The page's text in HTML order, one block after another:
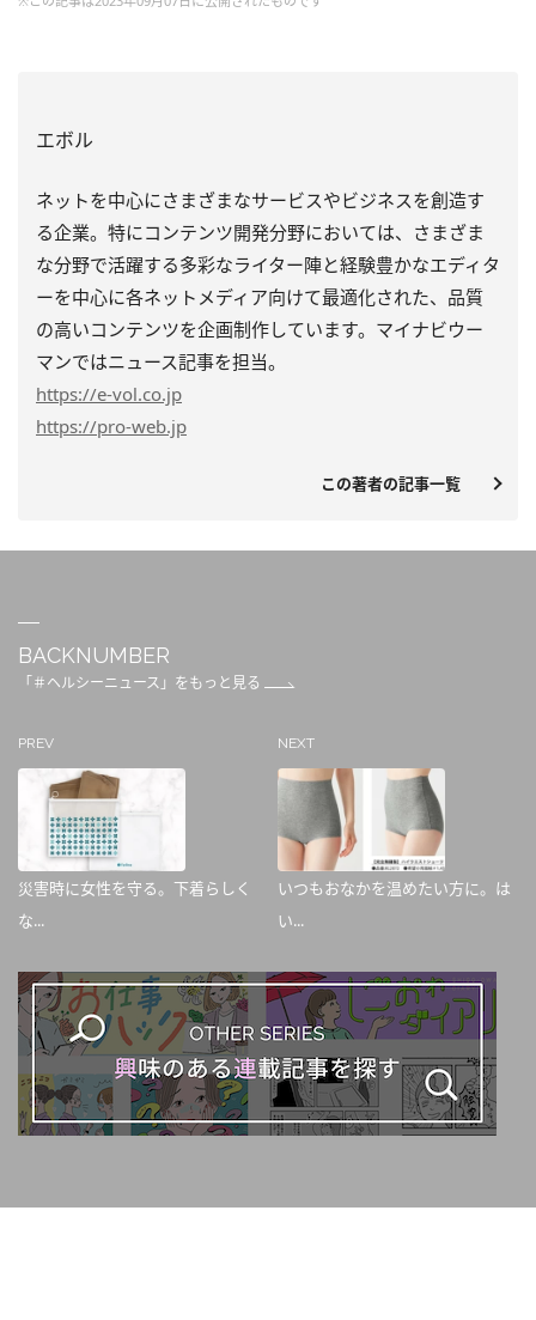
エボル
ネットを中心にさまざまなサービスやビジネスを創造す
る企業。特にコンテンツ開発分野においては、さまざま
な分野で活躍する多彩なライター陣と経験豊かなエディタ
ーを中心に各ネットメディア向けて最適化された、品質
の高いコンテンツを企画制作しています。マイナビウー
マンではニュース記事を担当。
https://e-vol.co.jp
https://pro-web.jp
この著者の記事一覧
BACKNUMBER
「＃ヘルシーニュース」をもっと見る
PREV
災害時に女性を守る。下着らしく
な...
NEXT
いつもおなかを温めたい方に。は
い...